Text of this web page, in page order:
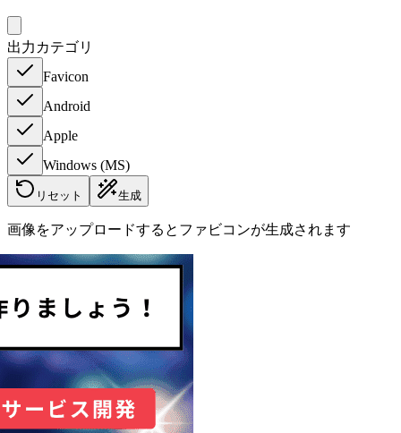
出力カテゴリ
Favicon
Android
Apple
Windows (MS)
リセット 生成
画像をアップロードするとファビコンが生成されます